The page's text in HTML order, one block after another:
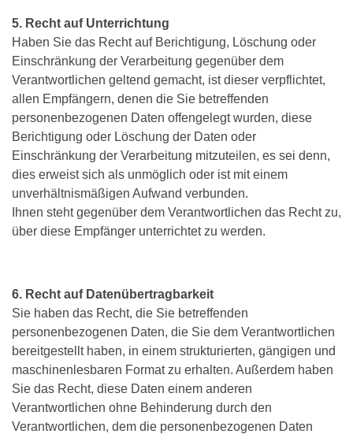
5. Recht auf Unterrichtung
Haben Sie das Recht auf Berichtigung, Löschung oder
Einschränkung der Verarbeitung gegenüber dem
Verantwortlichen geltend gemacht, ist dieser verpflichtet,
allen Empfängern, denen die Sie betreffenden
personenbezogenen Daten offengelegt wurden, diese
Berichtigung oder Löschung der Daten oder
Einschränkung der Verarbeitung mitzuteilen, es sei denn,
dies erweist sich als unmöglich oder ist mit einem
unverhältnismäßigen Aufwand verbunden.
Ihnen steht gegenüber dem Verantwortlichen das Recht zu,
über diese Empfänger unterrichtet zu werden.
6. Recht auf Datenübertragbarkeit
Sie haben das Recht, die Sie betreffenden
personenbezogenen Daten, die Sie dem Verantwortlichen
bereitgestellt haben, in einem strukturierten, gängigen und
maschinenlesbaren Format zu erhalten. Außerdem haben
Sie das Recht, diese Daten einem anderen
Verantwortlichen ohne Behinderung durch den
Verantwortlichen, dem die personenbezogenen Daten